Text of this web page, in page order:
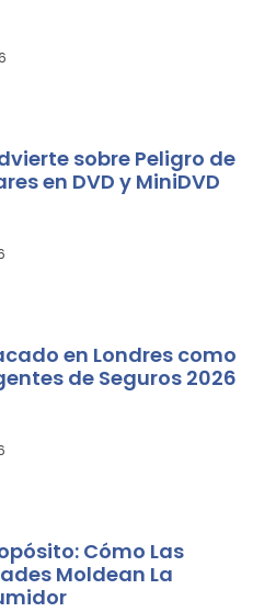
sobre Peligro de
en DVD y MiniDVD
en Londres como
de Seguros 2026
Cómo Las
Moldean La